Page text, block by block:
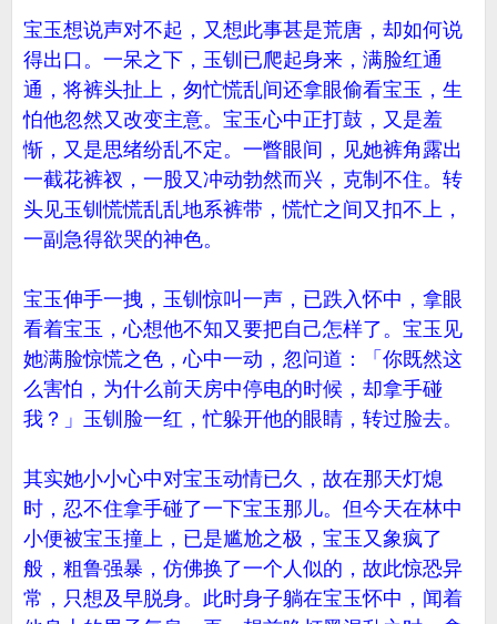
宝玉想说声对不起，又想此事甚是荒唐，却如何说
得出口。一呆之下，玉钏已爬起身来，满脸红通
通，将裤头扯上，匆忙慌乱间还拿眼偷看宝玉，生
怕他忽然又改变主意。宝玉心中正打鼓，又是羞
惭，又是思绪纷乱不定。一瞥眼间，见她裤角露出
一截花裤衩，一股又冲动勃然而兴，克制不住。转
头见玉钏慌慌乱乱地系裤带，慌忙之间又扣不上，
一副急得欲哭的神色。
宝玉伸手一拽，玉钏惊叫一声，已跌入怀中，拿眼
看着宝玉，心想他不知又要把自己怎样了。宝玉见
她满脸惊慌之色，心中一动，忽问道：「你既然这
么害怕，为什么前天房中停电的时候，却拿手碰
我？」玉钏脸一红，忙躲开他的眼睛，转过脸去。
其实她小小心中对宝玉动情已久，故在那天灯熄
时，忍不住拿手碰了一下宝玉那儿。但今天在林中
小便被宝玉撞上，已是尴尬之极，宝玉又象疯了
般，粗鲁强暴，仿佛换了一个人似的，故此惊恐异
常，只想及早脱身。此时身子躺在宝玉怀中，闻着